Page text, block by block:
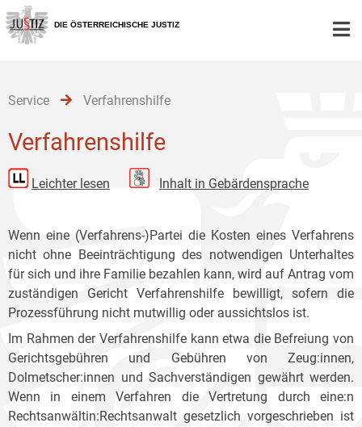
Zur
Hauptnavigation
[1]
Zum
Inhalt
[2]
Zum
Untermenü
[3]
DIE ÖSTERREICHISCHE JUSTIZ
Service Verfahrenshilfe
Verfahrenshilfe
Leichter lesen Inhalt in Gebärdensprache
Wenn eine (Verfahrens-)Partei die Kosten eines Verfahrens
nicht ohne Beeinträchtigung des notwendigen Unterhaltes
für sich und ihre Familie bezahlen kann, wird auf Antrag vom
zuständigen Gericht Verfahrenshilfe bewilligt, sofern die
Prozessführung nicht mutwillig oder aussichtslos ist.
Im Rahmen der Verfahrenshilfe kann etwa die Befreiung von
Gerichtsgebühren und Gebühren von Zeug:innen,
Dolmetscher:innen und Sachverständigen gewährt werden.
Wenn in einem Verfahren die Vertretung durch eine:n
Rechtsanwältin:Rechtsanwalt gesetzlich vorgeschrieben ist